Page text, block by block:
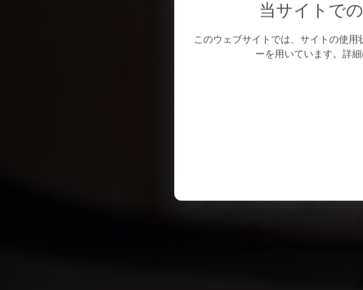
当サイトで
このウェブサイトでは、サイトの使
ーを用いています。詳